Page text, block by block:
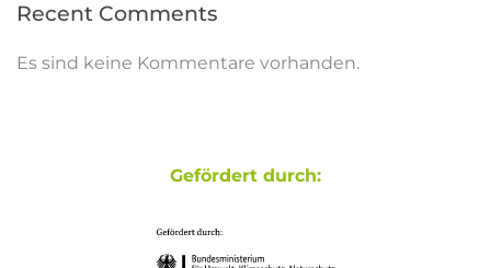
Recent Comments
Es sind keine Kommentare vorhanden.
Gefördert durch: